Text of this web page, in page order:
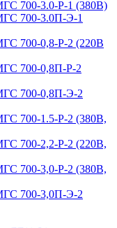
700-3.0-Р-1 (380В)
700-3.0П-Э-1
700-0,8-Р-2 (220В
700-0,8П-Р-2
700-0,8П-Э-2
700-1.5-Р-2 (380В,
700-2,2-Р-2 (220В,
700-3,0-Р-2 (380В,
700-3,0П-Э-2